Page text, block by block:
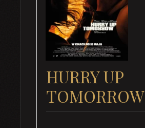
HURRY UP
TOMORROW